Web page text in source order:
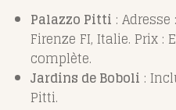
Palazzo Pitti :
Firenze FI, Italie. Prix :
complète.
Jardins de Boboli :
Pitti.